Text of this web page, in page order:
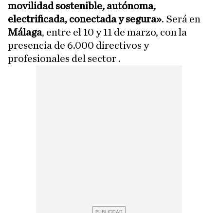
movilidad sostenible, autónoma,
electrificada, conectada y segura». Será en
Málaga, entre el 10 y 11 de marzo, con la
presencia de 6.000 directivos y
profesionales del sector .